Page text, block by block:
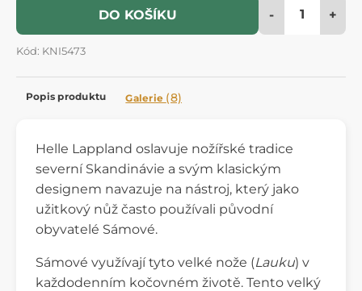
DO KOŠÍKU - +
Kód: KNI5473
Popis produktu Galerie (8)
Helle Lappland oslavuje nožířské tradice
severní Skandinávie a svým klasickým
designem navazuje na nástroj, který jako
užitkový nůž často používali původní
obyvatelé Sámové.
Sámové využívají tyto velké nože (Lauku) v
každodenním kočovném životě. Tento velký